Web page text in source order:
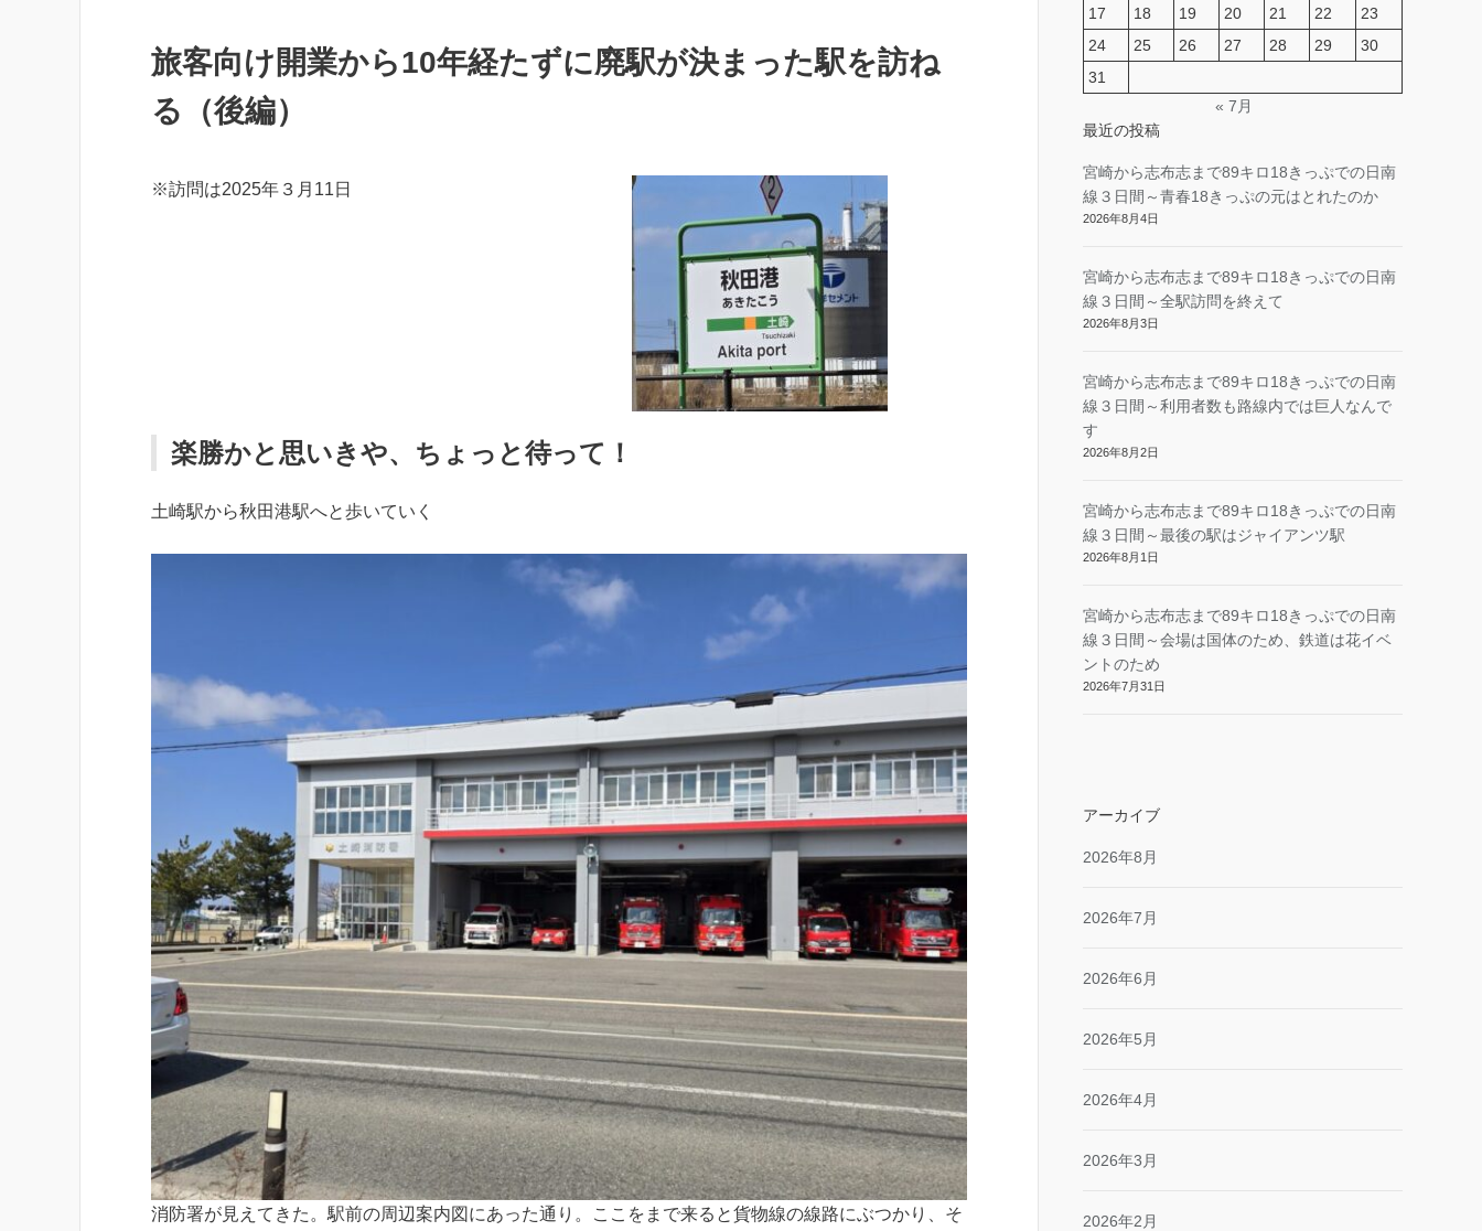
旅客向け開業から10年経たずに廃駅が決まった駅を訪ね
る（後編）
※訪問は2025年３月11日
楽勝かと思いきや、ちょっと待って！
土崎駅から秋田港駅へと歩いていく
消防署が見えてきた。駅前の周辺案内図にあった通り。ここをまで来ると貨物線の線路にぶつかり、そ
17 18 19 20 21 22
23
24
25 26 27 28 29
30
31
« 7月
最近の投稿
宮崎から志布志まで89キロ18きっぷでの日南
線３日間～青春18きっぷの元はとれたのか
2026年8月4日
宮崎から志布志まで89キロ18きっぷでの日南
線３日間～全駅訪問を終えて
2026年8月3日
宮崎から志布志まで89キロ18きっぷでの日南
線３日間～利用者数も路線内では巨人なんで
す
2026年8月2日
宮崎から志布志まで89キロ18きっぷでの日南
線３日間～最後の駅はジャイアンツ駅
2026年8月1日
宮崎から志布志まで89キロ18きっぷでの日南
線３日間～会場は国体のため、鉄道は花イベ
ントのため
2026年7月31日
アーカイブ
2026年8月
2026年7月
2026年6月
2026年5月
2026年4月
2026年3月
2026年2月